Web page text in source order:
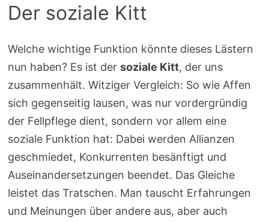
Der soziale Kitt
Welche wichtige Funktion könnte dieses Lästern
nun haben? Es ist dersoziale Kitt, der uns
zusammenhält. Witziger Vergleich: So wie Affen
sich gegenseitig lausen, was nur vordergründig
der Fellpflege dient, sondern vor allem eine
soziale Funktion hat: Dabei werden Allianzen
geschmiedet, Konkurrenten besänftigt und
Auseinandersetzungen beendet. Das Gleiche
leistet das Tratschen. Man tauscht Erfahrungen
und Meinungen über andere aus, aber auch